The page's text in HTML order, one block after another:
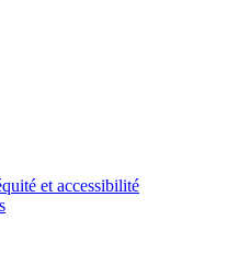
et accessibilité